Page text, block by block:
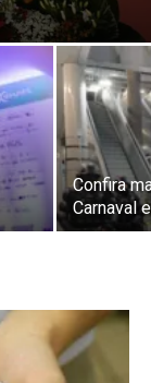
Confira
Carnaval